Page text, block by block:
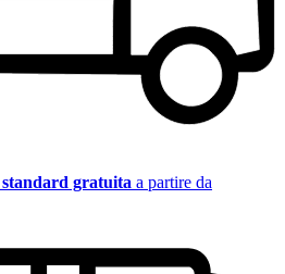
standard gratuita a partire da